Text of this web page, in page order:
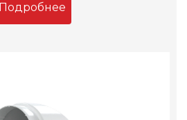
Подробнее